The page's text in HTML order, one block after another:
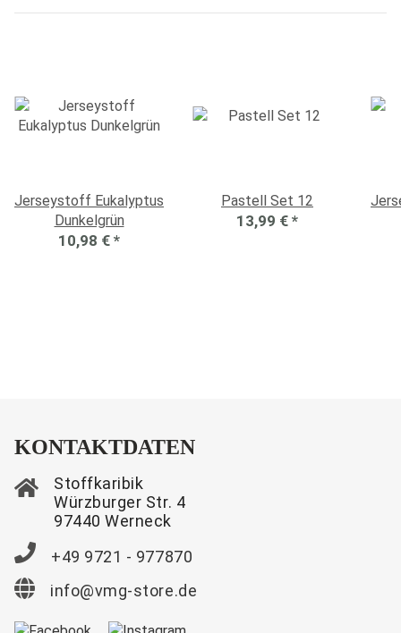
Jerseystoff Eukalyptus
Dunkelgrün
10,98 € *
Pastell Set 12
13,99 € *
KONTAKTDATEN
Stoffkaribik
Würzburger Str. 4
97440 Werneck
+49 9721 - 977870
info@vmg-store.de